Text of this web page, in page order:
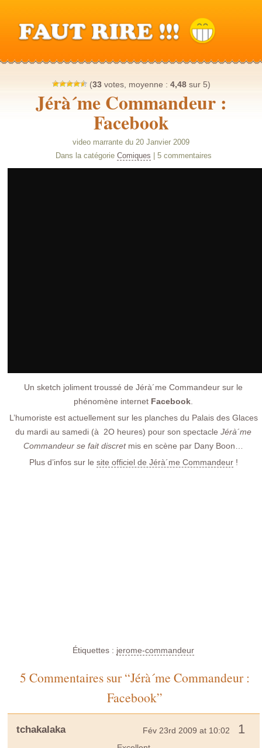
(33votes, moyenne : 4,48sur 5)
Jérà´me Commandeur :
Facebook
video marrante du 20 Janvier 2009
Dans la catégorie Comiques | 5 commentaires
Un sketch joliment troussé de Jérà´me Commandeur sur le
phénomène internet Facebook
L’humoriste est actuellement sur les planches du Palais des Glaces
du mardi au samedi (à 2O heures) pour son spectacleJérà´me
Commandeur se fait discretmis en scène par Dany Boon…
Plus d’infos sur le site officiel de Jérà´me Commandeur!
Étiquettes : jerome-commandeur
5 Commentaires sur “Jérà´me Commandeur :
Facebook”
tchakalaka Fév 23rd 2009 at 10:02 1